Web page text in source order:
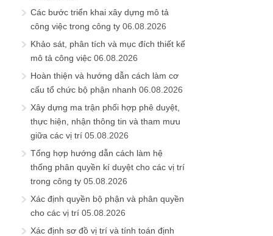
Các bước triển khai xây dựng mô tả
công việc trong công ty 06.08.2026
Khảo sát, phân tích và mục đích thiết kế
mô tả công việc 06.08.2026
Hoàn thiện và hướng dẫn cách làm cơ
cấu tổ chức bộ phận nhanh 06.08.2026
Xây dựng ma trận phối hợp phê duyệt,
thực hiện, nhận thông tin và tham mưu
giữa các vị trí 05.08.2026
Tổng hợp hướng dẫn cách làm hệ
thống phân quyền kí duyệt cho các vị trí
trong công ty 05.08.2026
Xác định quyền bộ phận và phân quyền
cho các vị trí 05.08.2026
Xác định sơ đồ vị trí và tính toán định